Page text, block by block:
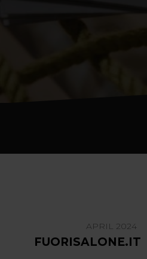
APRIL 2024
FUORISALONE.IT